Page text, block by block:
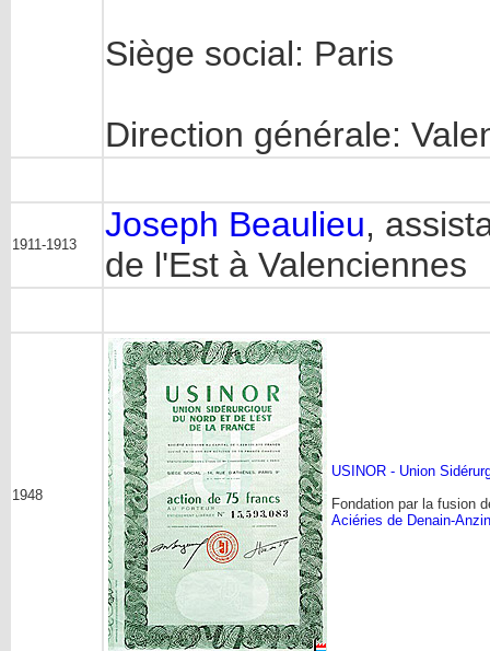
Siège social: Paris
Direction générale:
1911-1913
Joseph Beaulieu,
de l'Est à Valenciennes
1948
USINOR - Union
Fondation par la fusion
Aciéries de Denain-Anzin